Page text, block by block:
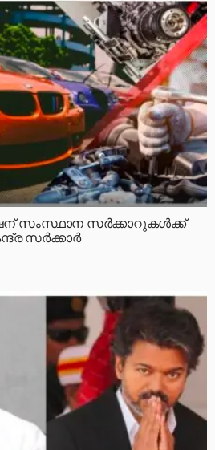
സംസ്ഥാന സർക്കാറുകൾക്ക്
സർക്കാർ